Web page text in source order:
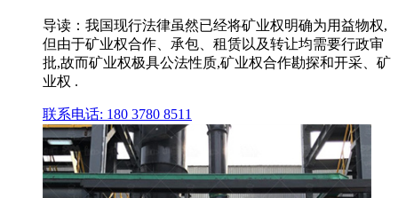
导读：我国现行法律虽然已经将矿业权明确为用益物权,
但由于矿业权合作、承包、租赁以及转让均需要行政审
批,故而矿业权极具公法性质,矿业权合作勘探和开采、矿
业权 .
联系电话: 180 3780 8511